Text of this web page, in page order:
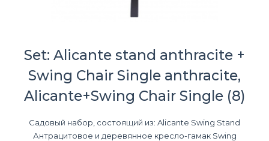
Set: Alicante stand anthracite +
Swing Chair Single anthracite,
Alicante+Swing Chair Single (8)
Садовый набор, состоящий из: Alicante Swing Stand
Антрацитовое и деревянное кресло-гамак Swing